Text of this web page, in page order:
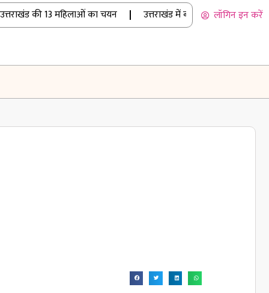
की 13 महिलाओं का चयन | उत्तराखंड में बारिश का कहर:लॉगिन इन करें